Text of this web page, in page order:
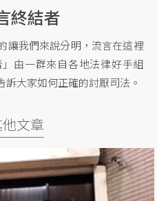
終結者
讓我們來說分明，流言在這裡
由一群來自各地法律好手組
大家如何正確的討厭司法。
文章